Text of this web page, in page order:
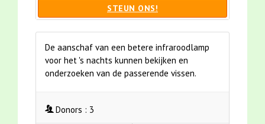
STEUN ONS!
De aanschaf van een betere infraroodlamp
voor het 's nachts kunnen bekijken en
onderzoeken van de passerende vissen.
Donors : 3